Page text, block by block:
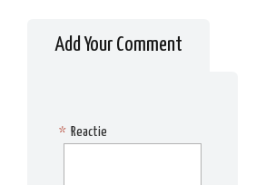
Add Your Comment
Reactie
*